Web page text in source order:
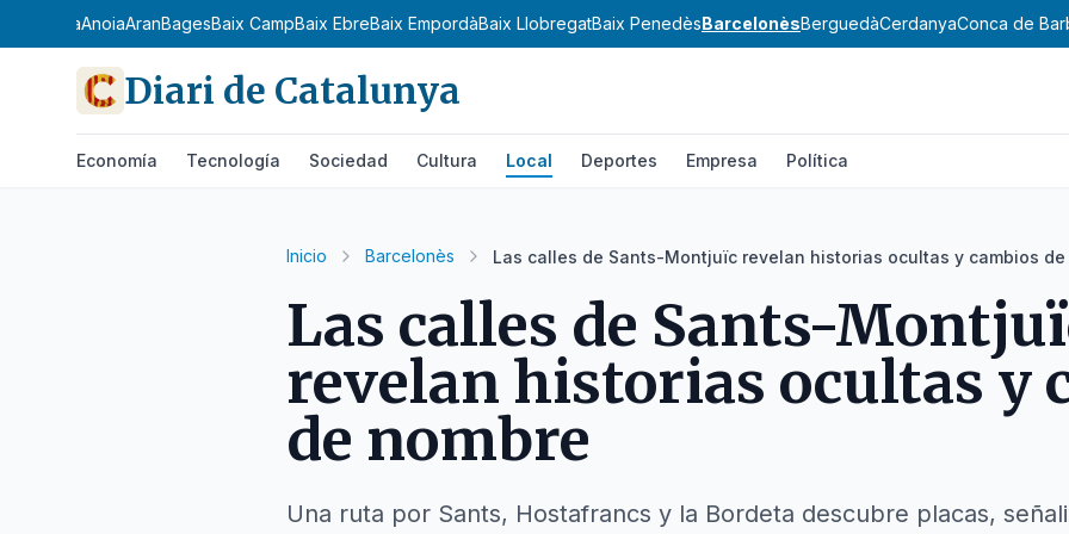
AnoiaAranBagesBaix CampBaix EbreBaix EmpordàBaix LlobregatBaix PenedèsBarcelonèsBerguedàCerdanyaConca de
Diari de Catalunya
Economía Tecnología Sociedad Cultura Local Deportes Empresa Política
Inicio Barcelonès Las calles de Sants-Montjuïc revelan historias ocultas y cambios de
Las calles de Sants-
revelan historias ocultas y
de nombre
Una ruta por Sants, Hostafrancs y la Bordeta descubre placas,